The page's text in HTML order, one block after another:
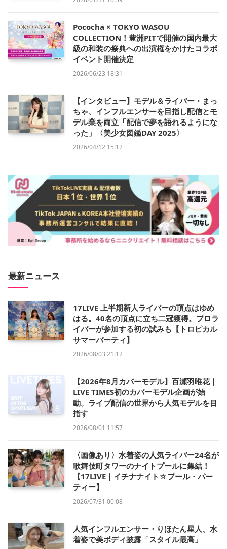
Pococha × TOKYO WASOU
COLLECTION！豊洲PITで開催の国内最大
級の和装の祭典への出演権をかけたコラボ
イベント開催決定
2026/06/23 18:31
【インタビュー】モデル＆ライバー・まっ
ちゃ、インフルエンサーを目指し配信とモ
デル業を両立「配信で夢を語れるようにな
った」〈美少女図鑑DAY 2025〉
2026/04/12 15:12
最新ニュース
17LIVE 上半期新人ライバーの頂点はゆめ
はる。40名の頂点に立ち二冠獲得。プロラ
イバーが参加する初の試みも【トロピカル
サマーパーティ】
2026/08/03 21:12
【2026年8月カバーモデル】百瀬羽唯花｜
LIVE TIMES初のカバーモデル企画が始
動。ライブ配信の世界から人気モデルを目
指す
2026/08/01 11:57
〈画像あり〉水着姿の人気ライバー24名が
歌舞伎町タワーのナイトプールに集結！
【17LIVE｜イチナナイト☆プール・パー
ティー】
2026/07/31 00:08
人気インフルエンサー・りほたん星人、水
着姿で美ボディ披露「スタイル最高」